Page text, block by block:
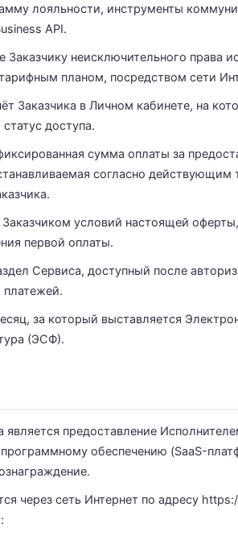
лояльности, инструменты
API.
Заказчику неисключительного права
планом, посредством сети
Заказчика в Личном кабинете, на
доступа.
сумма оплаты за
согласно
условий настоящей
первой оплаты.
Сервиса, доступный после
платежей.
за который выставляется
(ЭСФ).
предоставление
обеспечению (SaaS-
через сеть Интернет по адресу